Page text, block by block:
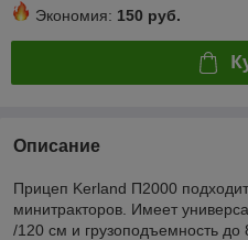
Экономия: 150 руб.
Описание
Прицеп Kerland П2000
минитракторов. Имеет
/120 см и грузоподъемность до